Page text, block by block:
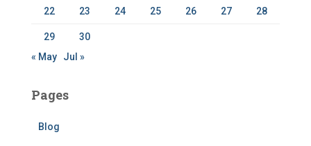
22 23 24 25 26 27 28
29
30
« May
Jul »
Pages
Blog